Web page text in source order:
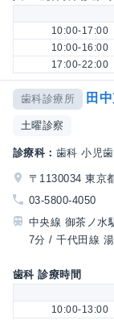
10:00-17:00
10:00-16:00
17:00-22:00
歯科診療所 田
土曜診察
診療科： 歯科 小児
〒1130034 東京
03-5800-4050
中央線 御茶ノ水
7分 / 千代田線
歯科 診療時間
10:00-13:00